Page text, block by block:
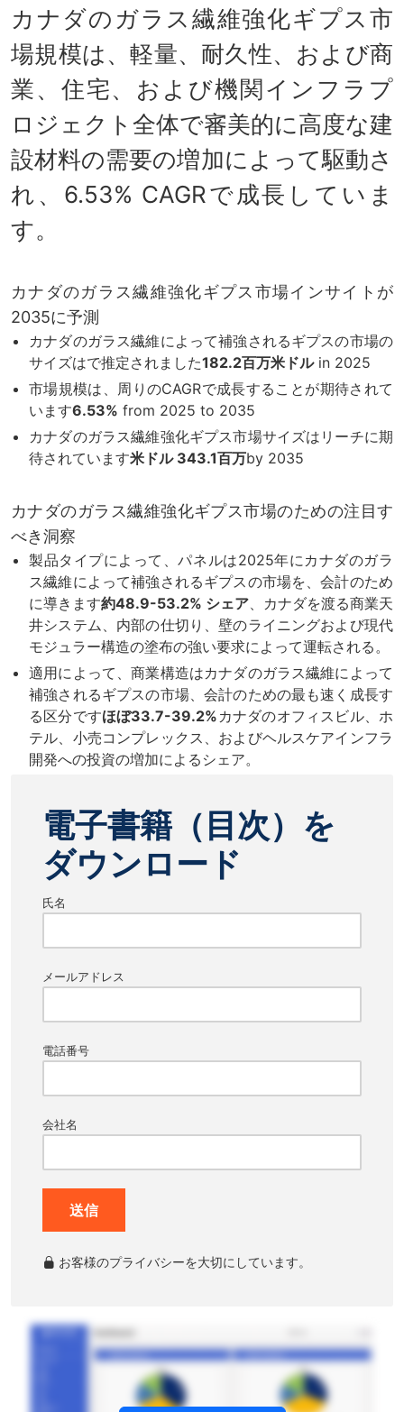
カナダのガラス繊維強化ギプス市
場規模は、軽量、耐久性、および商
業、住宅、および機関インフラプ
ロジェクト全体で審美的に高度な建
設材料の需要の増加によって駆動さ
れ、6.53% CAGRで成長していま
す。
カナダのガラス繊維強化ギプス市場インサイトが
2035に予測
カナダのガラス繊維によって補強されるギプスの市場の
サイズはで推定されました182.2百万米ドルin 2025
市場規模は、周りのCAGRで成長することが期待されて
います6.53% from 2025 to 2035
カナダのガラス繊維強化ギプス市場サイズはリーチに期
待されています米ドル 343.1百万by 2035
カナダのガラス繊維強化ギプス市場のための注目す
べき洞察
製品タイプによって、パネルは2025年にカナダのガラ
ス繊維によって補強されるギプスの市場を、会計のため
に導きます約48.9-53.2% シェア 、カナダを渡る商業天
井システム、内部の仕切り、壁のライニングおよび現代
モジュラー構造の塗布の強い要求によって運転される。
適用によって、商業構造はカナダのガラス繊維によって
補強されるギプスの市場、会計のための最も速く成長す
る区分ですほぼ33.7-39.2% カナダのオフィスビル、ホ
テル、小売コンプレックス、およびヘルスケアインフラ
開発への投資の増加によるシェア。
電子書籍（目次）を
ダウンロード
氏名
メールアドレス
電話番号
会社名
送信
お客様のプライバシーを大切にしています。